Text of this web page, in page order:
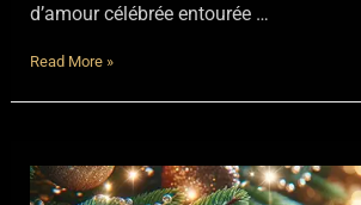
d’amour célébrée entourée …
Magicien
park,
hôtel
Read More »